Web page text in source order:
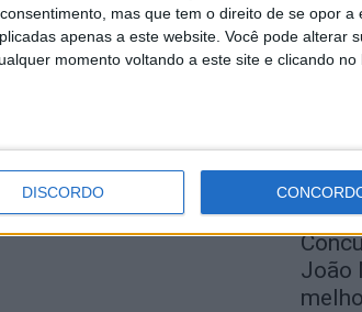
mas que tem o direito de se opor a
apenas a este website. Você pode alterar
momento voltando a este site e clicando no
DISCORDO
João